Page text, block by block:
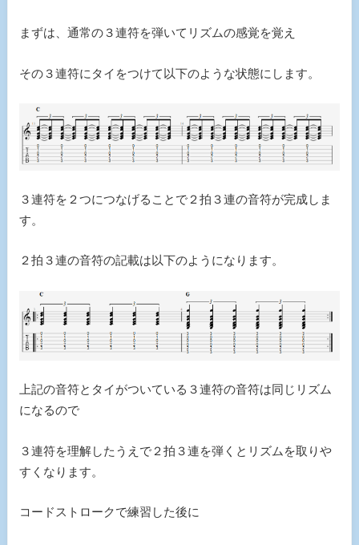
まずは、通常の３連符を弾いてリズムの感覚を覚え
その３連符にタイをつけて以下のような状態にします。
３連符を２つにつなげることで２拍３連の音符が完成しま
す。
２拍３連の音符の記載は以下のようになります。
上記の音符とタイがついている３連符の音符は同じリズム
になるので
３連符を理解したうえで２拍３連を弾くとリズムを取りや
すくなります。
コードストロークで練習した後に